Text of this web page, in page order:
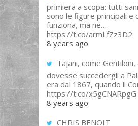
primiera a scopa: tutti
sono le figure principali e
funziona, ma ne…
https://t.co/armLfZz3D2
8 years ago
Tajani, come Gentiloni,
dovesse succedergli a
era dal 1867, quando il
https://t.co/x5gCNARpgG
8 years ago
CHRIS BENOIT